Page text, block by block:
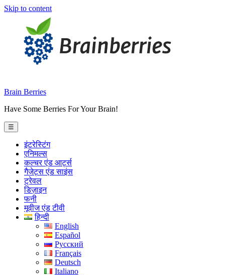
Skip to content
Brain Berries
Have Some Berries For Your Brain!
☰
इंटरेस्टिंग
एनिमल्स
कल्चर एंड आर्ट्स
गैजेट्स एंड साइंस
ट्रेवल
डिज़ाइन
फनी
मूवीज एंड टीवी
हिन्दी
English
Español
Русский
Français
Deutsch
Italiano